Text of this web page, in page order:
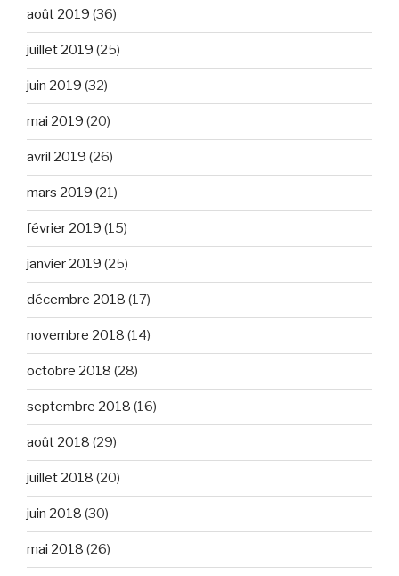
août 2019 (36)
juillet 2019 (25)
juin 2019 (32)
mai 2019 (20)
avril 2019 (26)
mars 2019 (21)
février 2019 (15)
janvier 2019 (25)
décembre 2018 (17)
novembre 2018 (14)
octobre 2018 (28)
septembre 2018 (16)
août 2018 (29)
juillet 2018 (20)
juin 2018 (30)
mai 2018 (26)